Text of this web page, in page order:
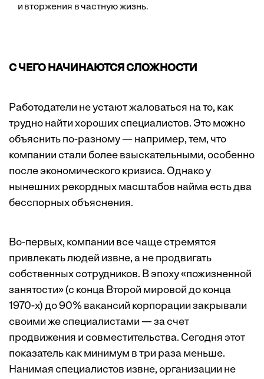
и вторжения в частную жизнь.
С ЧЕГО НАЧИНАЮТСЯ СЛОЖНОСТИ
Работодатели не устают жаловаться на то, как
трудно найти хороших специалистов. Это можно
объяснить по-разному — например, тем, что
компании стали более взыскательными, особенно
после экономического ­кризиса. Однако у
нынешних рекордных мас­штабов найма есть два
бесспорных объяснения.
Во-первых, компании все чаще стремятся
привлекать людей извне, а не продвигать
собственных сотрудников. В эпоху «пожизненной
занятости» (с конца Второй мировой до конца
1970-х) до 90% вакансий корпорации закрывали
своими же специалистами — за счет
продвижения и совместительства. Сегодня этот
показатель как минимум в три раза меньше.
Нанимая специалистов извне, организации не